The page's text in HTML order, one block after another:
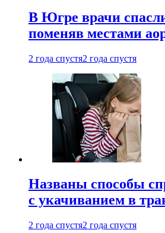
В Югре врачи
поменяв местами
2 года спустя2 года спустя
Названы способы
с укачиванием в
2 года спустя2 года спустя